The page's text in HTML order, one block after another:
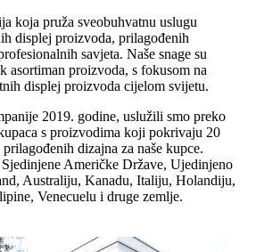
koja pruža sveobuhvatnu uslugu
displej proizvoda, prilagođenih
savjeta. Naše snage su
asortiman proizvoda, s fokusom na
displej proizvoda cijelom svijetu.
2019. godine, uslužili smo preko
s proizvodima koji pokrivaju 20
dizajna za naše kupce.
Američke Države, Ujedinjeno
Australiju, Kanadu, Italiju, Holandiju,
Venecuelu i druge zemlje.